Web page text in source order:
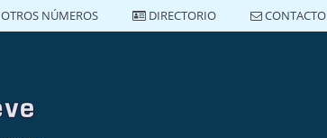
OTROS NÚMEROS DIRECTORIO CONTACTO